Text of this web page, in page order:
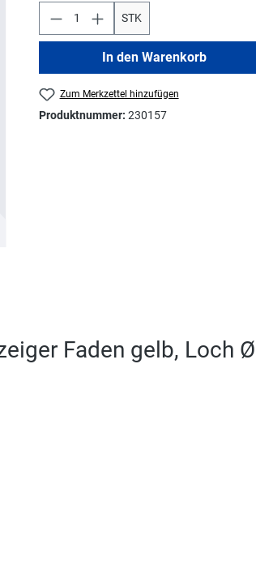
STK
In den Warenkorb
Zum Merkzettel hinzufügen
Produktnummer:230157
Faden gelb, Loch